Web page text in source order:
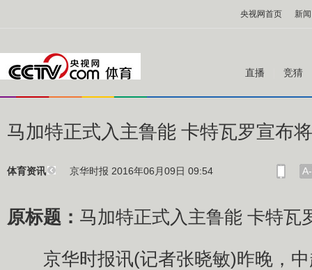
央视网首页 新闻
直播 竞猜
马加特正式入主鲁能 卡特瓦罗宣布
体育资讯 京华时报 2016年06月09日 09:54 A-
原标题： 马加特正式入主鲁能 卡特瓦
京华时报讯(记者张晓敏)昨晚，中